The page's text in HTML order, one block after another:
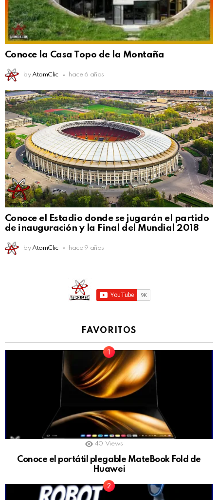
Conoce la Casa Topo de la Montaña
by AtomClic hace 6 años
Conoce el Estadio donde se jugarán el partido
de inauguración y la Final del Mundial 2018
by AtomClic hace 9 años
FAVORITOS
40 Views
Conoce el portátil plegable MateBook Fold de
Huawei